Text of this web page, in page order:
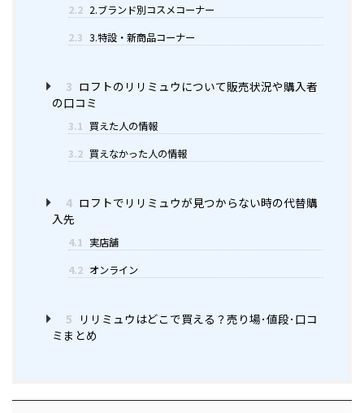
2.2 2.ブランド別コスメコーナー
2.3 3.特設・新商品コーナー
3 ロフトのリリミュウについて販売状況や購入者
の口コミ
3.1 買えた人の情報
3.2 買えなかった人の情報
4 ロフトでリリミュウが見つからない時の代替購
入先
4.1 実店舗
4.2 オンライン
5 リリミュウはどこで買える？売り場･値段･口コ
ミまとめ